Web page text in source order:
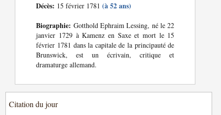
Décès: 15 février 1781(à 52 ans)
Biographie: Gotthold Ephraim Lessing, né le 22
janvier 1729 à Kamenz en Saxe et mort le 15
février 1781 dans la capitale de la principauté de
Brunswick, est un écrivain, critique et
dramaturge allemand.
Citation du jour